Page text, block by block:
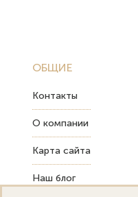
ОБЩИЕ
Контакты
О компании
Карта сайта
Наш блог